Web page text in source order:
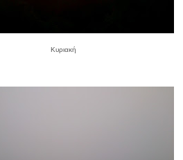
Κυριακή